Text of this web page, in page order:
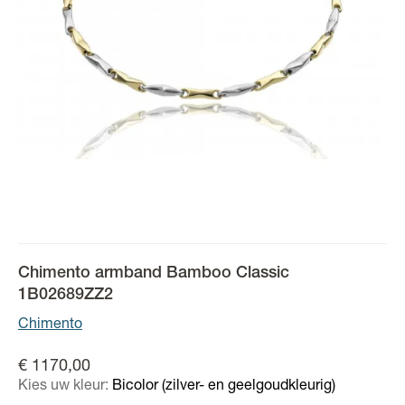
Chimento armband Bamboo Classic
1B02689ZZ2
Chimento
€ 1170,00
Kies uw kleur: Bicolor (zilver- en geelgoudkleurig)